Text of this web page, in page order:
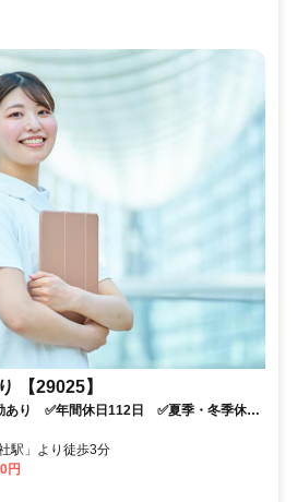
【29025】
あり ✅年間休日112日 ✅夏季・冬季休暇
歩3分 ✅車通勤可
総社駅」より徒歩3分
円